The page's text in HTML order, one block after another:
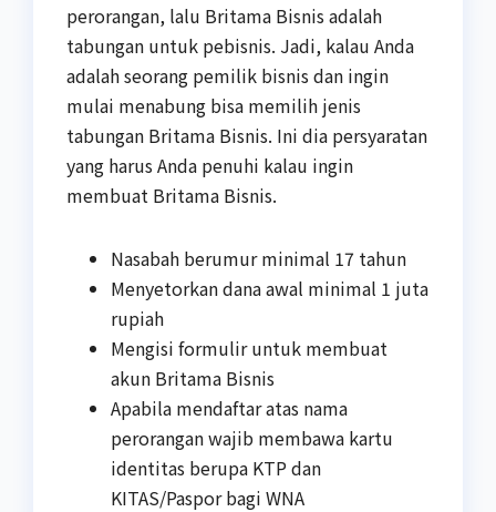
perorangan, lalu Britama Bisnis adalah
tabungan untuk pebisnis. Jadi, kalau Anda
adalah seorang pemilik bisnis dan ingin
mulai menabung bisa memilih jenis
tabungan Britama Bisnis. Ini dia persyaratan
yang harus Anda penuhi kalau ingin
membuat Britama Bisnis.
Nasabah berumur minimal 17 tahun
Menyetorkan dana awal minimal 1 juta
rupiah
Mengisi formulir untuk membuat
akun Britama Bisnis
Apabila mendaftar atas nama
perorangan wajib membawa kartu
identitas berupa KTP dan
KITAS/Paspor bagi WNA